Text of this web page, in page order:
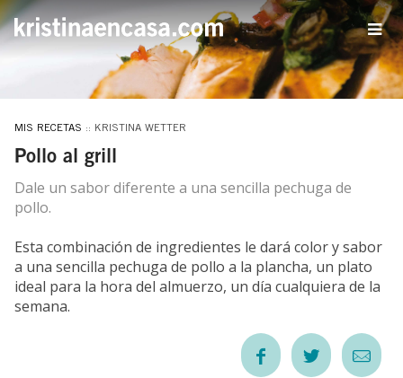
MIS RECETAS :: KRISTINA WETTER
Pollo al grill
Dale un sabor diferente a una sencilla pechuga de
pollo.
Esta combinación de ingredientes le dará color y sabor
a una sencilla pechuga de pollo a la plancha, un plato
ideal para la hora del almuerzo, un día cualquiera de la
semana.